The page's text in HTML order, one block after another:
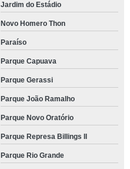
Jardim do Estádio
Novo Homero Thon
Paraíso
Parque Capuava
Parque Gerassi
Parque João Ramalho
Parque Novo Oratório
Parque Represa Billings II
Parque Rio Grande